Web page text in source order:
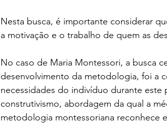
Nesta busca, é importante considerar
a motivação e o trabalho de quem as
No caso de Maria Montessori, a busca
desenvolvimento da metodologia, foi a
necessidades do indivíduo durante
construtivismo, abordagem da qual a
metodologia montessoriana reconhece